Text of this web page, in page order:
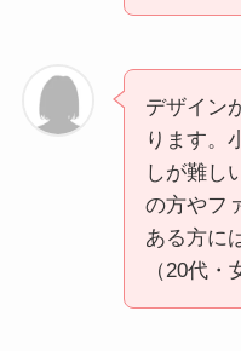
デザイン
ります。
しが難し
の方やフ
ある方に
（20代・